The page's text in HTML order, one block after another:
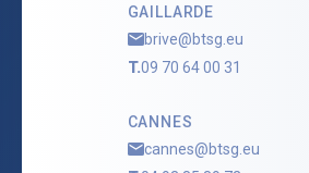
GAILLARDE
brive@btsg.eu
T.09 70 64 00 31
CANNES
cannes@btsg.eu